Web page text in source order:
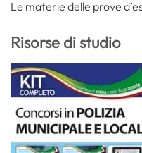
Le materie delle prove
Risorse di studio